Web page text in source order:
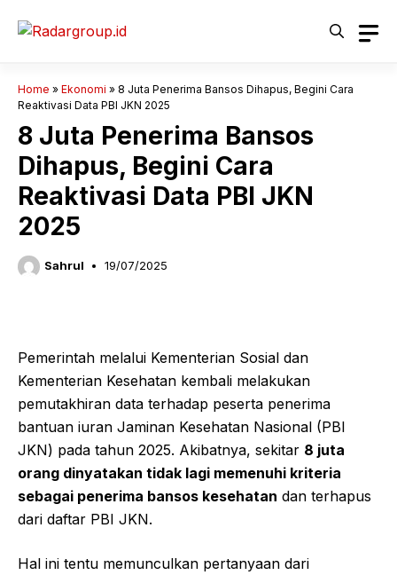
Home » Ekonomi » 8 Juta Penerima Bansos Dihapus, Begini Cara
Reaktivasi Data PBI JKN 2025
8 Juta Penerima Bansos
Dihapus, Begini Cara
Reaktivasi Data PBI JKN
2025
Sahrul 19/07/2025
Pemerintah melalui Kementerian Sosial dan
Kementerian Kesehatan kembali melakukan
pemutakhiran data terhadap peserta penerima
bantuan iuran Jaminan Kesehatan Nasional (PBI
JKN) pada tahun 2025. Akibatnya, sekitar 8 juta
orang dinyatakan tidak lagi memenuhi kriteria
sebagai penerima bansos kesehatan dan terhapus
dari daftar PBI JKN.
Hal ini tentu memunculkan pertanyaan dari